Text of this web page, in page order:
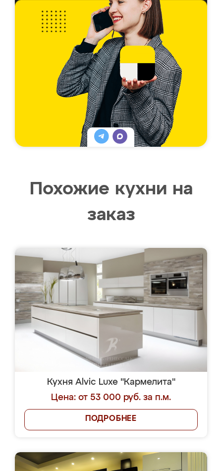
Похожие кухни на
заказ
Кухня Alvic Luxe "Кармелита"
Цена: от 53 000 руб. за п.м.
ПОДРОБНЕЕ